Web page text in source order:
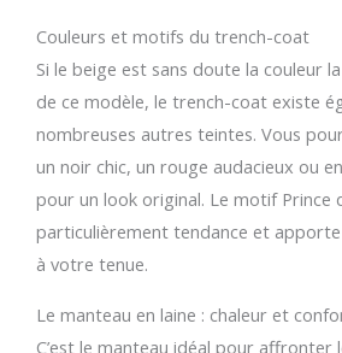
Couleurs et motifs du trench-coat
Si le beige est sans doute la couleur
de ce modèle, le trench-coat existe
nombreuses autres teintes. Vous
un noir chic, un rouge audacieux ou
pour un look original. Le motif Prince
particulièrement tendance et
à votre tenue.
Le manteau en laine : chaleur et
C’est le manteau idéal pour affronter